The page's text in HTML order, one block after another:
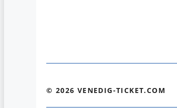
© 2026 VENEDIG-TICKET.COM